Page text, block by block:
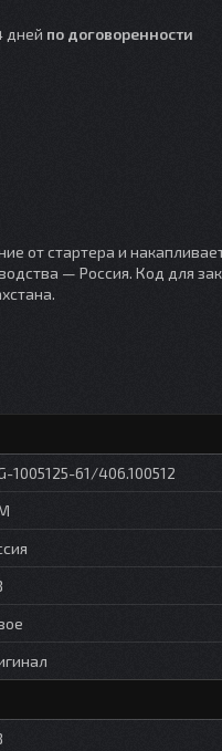
дней по договоренности
от стартера и
— Россия. Код для
1005125-61/406.100512